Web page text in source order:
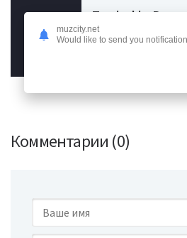
Travinskiy,
Узбекские и казахские
Комментарии (0)
muzcity.net
Would like to send you